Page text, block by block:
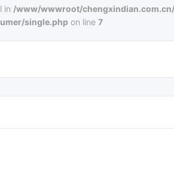
in /www/wwwroot/
single.php on line7